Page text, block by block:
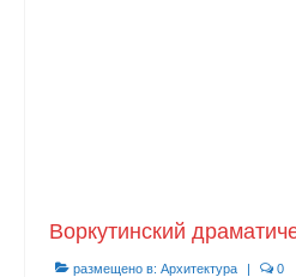
Воркутинский
размещено в: Архитектура | 0